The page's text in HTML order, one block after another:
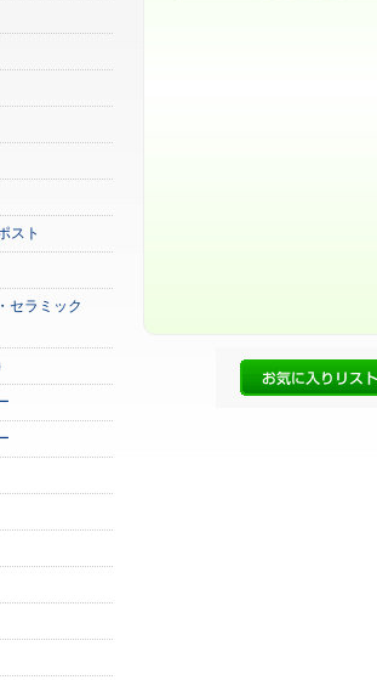
スト
セラミック